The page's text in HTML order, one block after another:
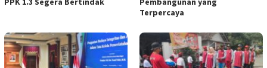
Terpercaya